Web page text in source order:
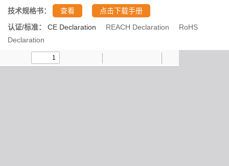
技术规格书： 查看
点击下载手册
认证/标准：
CE Declaration REACH Declaration
RoHS
Declaration